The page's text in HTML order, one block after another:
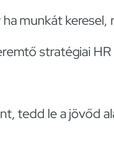
munkát
stratégiai
tedd le a jövőd